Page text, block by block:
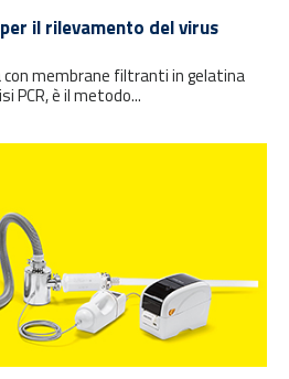
il rilevamento del virus
con membrane filtranti in gelatina
PCR, è il metodo...